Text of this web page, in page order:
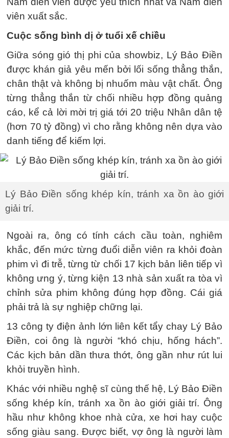
viên xuất sắc.
Cuộc sống bình dị ở tuổi xế chiều
Giữa sóng gió thị phi của showbiz, Lý Bảo Điền
được khán giả yêu mến bởi lối sống thẳng thắn,
chân thật và không bị nhuốm màu vật chất. Ông
từng thẳng thắn từ chối nhiều hợp đồng quảng
cáo, kể cả lời mời trị giá tới 20 triệu Nhân dân tệ
(hơn 70 tỷ đồng) vì cho rằng không nên dựa vào
danh tiếng để kiếm lợi.
Lý Bảo Điền sống khép kín, tránh xa ồn ào giới
giải trí.
Ngoài ra, ông có tính cách cầu toàn, nghiêm
khắc, đến mức từng đuổi diễn viên ra khỏi đoàn
phim vì đi trễ, từng từ chối 17 kịch bản liên tiếp vì
không ưng ý, từng kiện 13 nhà sản xuất ra tòa vì
chỉnh sửa phim không đúng hợp đồng. Cái giá
phải trả là sự nghiệp chững lại.
13 công ty điện ảnh lớn liên kết tẩy chay Lý Bảo
Điền, coi ông là người “khó chịu, hống hách”.
Các kịch bản dần thưa thớt, ông gần như rút lui
khỏi truyền hình.
Khác với nhiều nghệ sĩ cùng thế hệ, Lý Bảo Điền
sống khép kín, tránh xa ồn ào giới giải trí. Ông
hầu như không khoe nhà cửa, xe hơi hay cuộc
sống giàu sang. Được biết, vợ ông là người làm